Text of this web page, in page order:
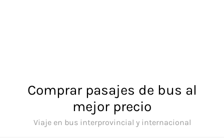
Comprar pasajes de bus al
mejor precio
Viaje en bus interprovincial y internacional